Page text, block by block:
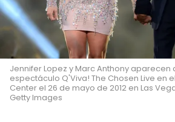
Jennifer Lopez y Marc Anthony aparecen
espectáculo Q'Viva! The Chosen Live en
Center el 26 de mayo de 2012 en Las
Getty Images